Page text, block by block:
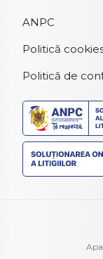
ANPC
Politică
Politică de